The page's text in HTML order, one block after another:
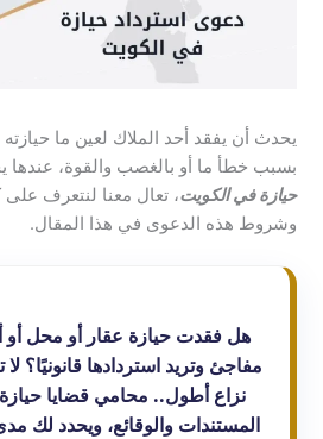
يحدث أن يفقد أحد الملاك لعين ما حيازته
بسبب خطأ ما أو بالغصب والقوة،
حيازة في الكويت، تعال معنا لنتعرف
وشروط هذه الدعوى في هذا المقال.
هل فقدت حيازة عقار أو محل
مفاجئ وتريد استردادها قانونيًا؟
نزاع أطول.. محامي قضايا
المستندات والوقائع، ويحدد لك